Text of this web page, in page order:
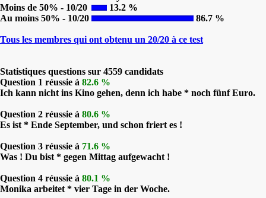
Moins de 50% - 10/20
13.2 %
Au moins 50% - 10/20
86.7 %
Tous les membres qui ont obtenu un 20/20 à ce test
Statistiques questions sur 4559 candidats
Question 1 réussie à 82.6 %
Ich kann nicht ins Kino gehen, denn ich habe * noch fünf Euro.
Question 2 réussie à 80.6 %
Es ist * Ende September, und schon friert es !
Question 3 réussie à 71.6 %
Was ! Du bist * gegen Mittag aufgewacht !
Question 4 réussie à 80.1 %
Monika arbeitet * vier Tage in der Woche.